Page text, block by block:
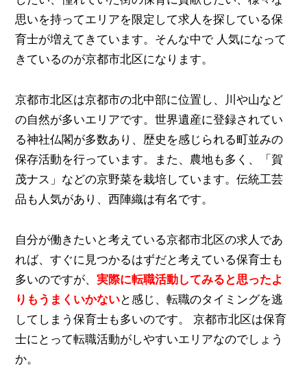
思いを持ってエリアを限定して求人を探している保
育士が増えてきています。そんな中で 人気になって
きているのが京都市北区になります。
京都市北区は京都市の北中部に位置し、川や山など
の自然が多いエリアです。世界遺産に登録されてい
る神社仏閣が多数あり、歴史を感じられる町並みの
保存活動を行っています。また、農地も多く、「賀
茂ナス」などの京野菜を栽培しています。伝統工芸
品も人気があり、西陣織は有名です。
自分が働きたいと考えている京都市北区の求人であ
れば、すぐに見つかるはずだと考えている保育士も
多いのですが、実際に転職活動してみると思ったよ
りもうまくいかないと感じ、転職のタイミングを逃
してしまう保育士も多いのです。 京都市北区は保育
士にとって転職活動がしやすいエリアなのでしょう
か。